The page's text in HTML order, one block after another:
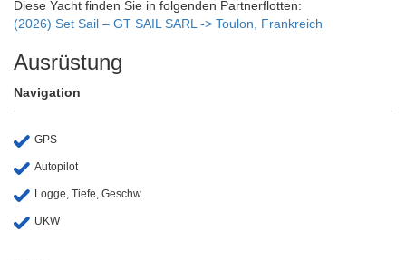
Diese Yacht finden Sie in folgenden Partnerflotten:
(2026) Set Sail – GT SAIL SARL -> Toulon, Frankreich
Ausrüstung
Navigation
GPS
Autopilot
Logge, Tiefe, Geschw.
UKW